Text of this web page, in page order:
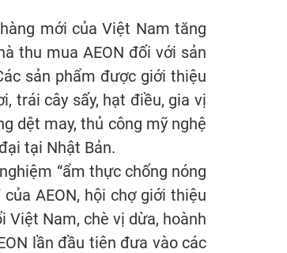
mới của Việt Nam tăng
thu mua AEON đối với sản
sản phẩm được giới thiệu
trái cây sấy, hạt điều, gia vị
dệt may, thủ công mỹ nghệ
tại Nhật Bản.
“ẩm thực chống nóng
AEON, hội chợ giới thiệu
Việt Nam, chè vị dừa, hoành
lần đầu tiên đưa vào các